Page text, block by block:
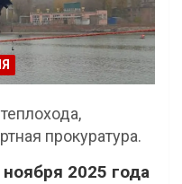
прокуратура.
2025 года